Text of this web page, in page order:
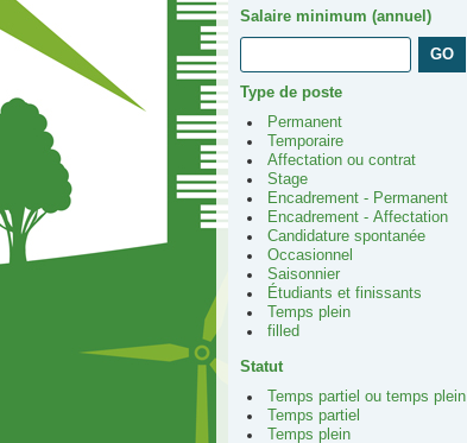
Salaire minimum (annuel)
Type de poste
Permanent
Temporaire
Affectation ou contrat
Stage
Encadrement - Permanent
Encadrement - Affectation
Candidature spontanée
Occasionnel
Saisonnier
Étudiants et finissants
Temps plein
filled
Statut
Temps partiel ou temps plein
Temps partiel
Temps plein